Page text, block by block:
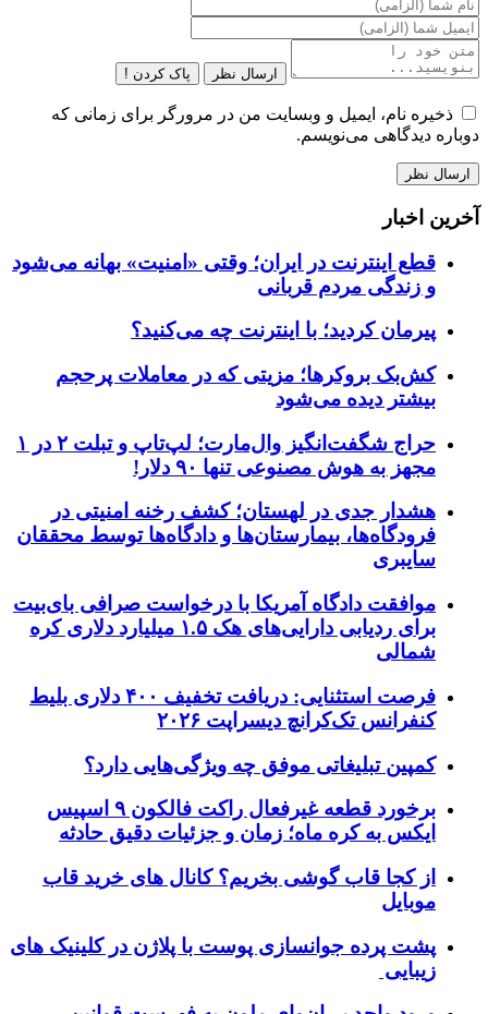
ارسال نظر پاک کردن !
ذخیره نام، ایمیل و وبسایت من در مرورگر برای زمانی که
دوباره دیدگاهی می‌نویسم.
آخرین اخبار
قطع اینترنت در ایران؛ وقتی «امنیت» بهانه می‌شود
و زندگی مردم قربانی
پیرمان کردید؛ با اینترنت چه می‌کنید؟
کش‌بک بروکرها؛ مزیتی که در معاملات پرحجم
بیشتر دیده می‌شود
حراج شگفت‌انگیز وال‌مارت؛ لپ‌تاپ و تبلت ۲ در ۱
مجهز به هوش مصنوعی تنها ۹۰ دلار!
هشدار جدی در لهستان؛ کشف رخنه امنیتی در
فرودگاه‌ها، بیمارستان‌ها و دادگاه‌ها توسط محققان
سایبری
موافقت دادگاه آمریکا با درخواست صرافی بای‌بیت
برای ردیابی دارایی‌های هک ۱.۵ میلیارد دلاری کره
شمالی
فرصت استثنایی: دریافت تخفیف ۴۰۰ دلاری بلیط
کنفرانس تک‌کرانچ دیسراپت ۲۰۲۶
کمپین تبلیغاتی موفق چه ویژگی‌هایی دارد؟
برخورد قطعه غیرفعال راکت فالکون ۹ اسپیس
ایکس به کره ماه؛ زمان و جزئیات دقیق حادثه
از کجا قاب گوشی بخریم؟ کانال های خرید قاب
موبایل
پشت پرده جوانسازی پوست با پلاژن در کلینیک های
زیبایی